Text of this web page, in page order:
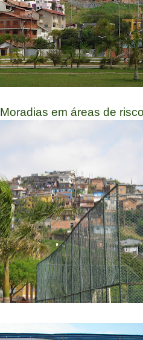
Moradias em áreas de